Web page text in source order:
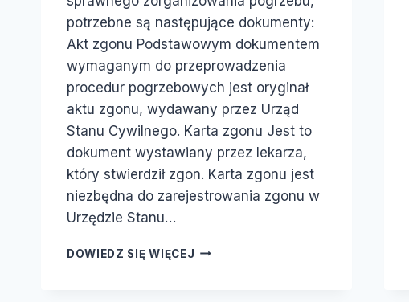
potrzebne są następujące dokumenty:
Akt zgonu Podstawowym dokumentem
wymaganym do przeprowadzenia
procedur pogrzebowych jest oryginał
aktu zgonu, wydawany przez Urząd
Stanu Cywilnego. Karta zgonu Jest to
dokument wystawiany przez lekarza,
który stwierdził zgon. Karta zgonu jest
niezbędna do zarejestrowania zgonu w
Urzędzie Stanu…
DOWIEDZ SIĘ WIĘCEJ